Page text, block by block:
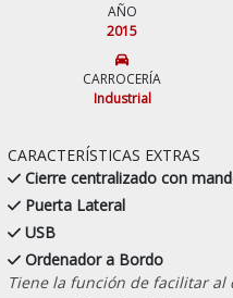
AÑO
2015
CARROCERÍA
Industrial
CARACTERÍSTICAS EXTRAS
Cierre centralizado con
Puerta Lateral
USB
Ordenador a Bordo
Tiene la función de facilitar